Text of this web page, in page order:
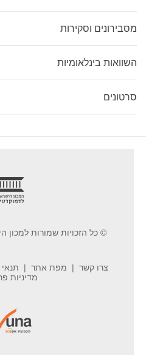
מסבירונים וסקירות
השוואות בינלאומיות
סרטונים
© כל הזכויות שמורות למכון
צרו קשר מפת אתר
מדיניות